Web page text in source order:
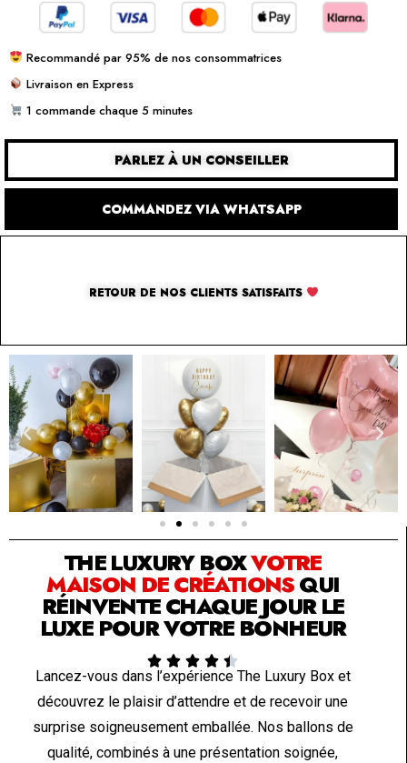
Recommandé par 95% de nos consommatrices
Livraison en Express
1 commande chaque 5 minutes
PARLEZ À UN CONSEILLER
COMMANDEZ VIA WHATSAPP
RETOUR DE NOS CLIENTS SATISFAITS
SOLUTION PAR THE LUXURY BOX & CO
THE LUXURY BOXVOTRE
MAISON DE CRÉATIONSQUI
RÉINVENTE CHAQUE JOUR LE
LUXE POUR VOTRE BONHEUR
    
Lancez-vous dans l’expérience The Luxury Box et
découvrez le plaisir d’attendre et de recevoir une
surprise soigneusement emballée. Nos ballons de
qualité, combinés à une présentation soignée,